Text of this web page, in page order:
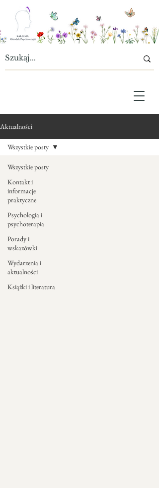
Aktualności
Wszystkie posty
Kontakt i
informacje
praktyczne
Psychologia i
psychoterapia
Porady i
wskazówki
Wydarzenia i
aktualności
Książki i literatura
Wszystkie posty